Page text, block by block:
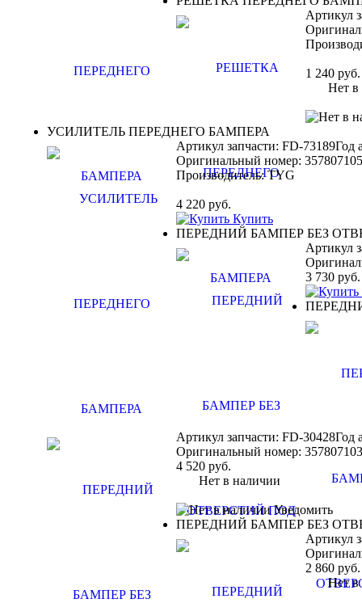
Артикул
1 240 руб.
Нет в
УСИЛИТЕЛЬ ПЕРЕДНЕГО БАМПЕРА
Артикул запчасти: FD-73189Год
Оригинальный номер:
Производитель:TYG
4 220 руб.
Купить
ПЕРЕДНИЙ БАМПЕР БЕЗ
Артикул
3 730 руб.
Артикул запчасти: FD-30428Год
Оригинальный номер:
4 520 руб.
Нет в наличии
Уведомить
ПЕРЕДНИЙ БАМПЕР БЕЗ
Артикул
2 860 руб.
Нет в